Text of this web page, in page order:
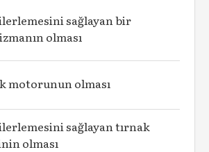
sağlayan bir
olması
motorunun olması
sağlayan tırnak
olması